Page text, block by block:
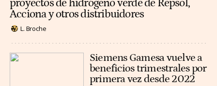
proyectos de hidrógeno verde de Repsol,
Acciona y otros distribuidores
L. Broche
Siemens Gamesa vuelve a
beneficios trimestrales por
primera vez desde 2022